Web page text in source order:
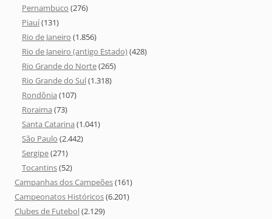
Pernambuco (276)
Piauí(131)
Rio de Janeiro (1.856)
Rio de Janeiro (antigo Estado)(428)
Rio Grande do Norte(265)
Rio Grande do Sul(1.318)
Rondônia (107)
Roraima (73)
Santa Catarina (1.041)
São Paulo (2.442)
Sergipe(271)
Tocantins(52)
Campanhas dos Campeões(161)
Campeonatos Históricos(6.201)
Clubes de Futebol(2.129)